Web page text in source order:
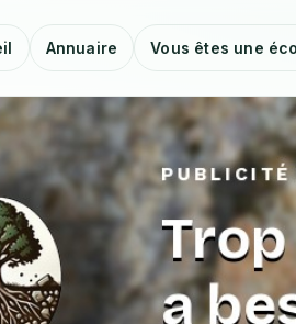
Annuaire Vous êtes une